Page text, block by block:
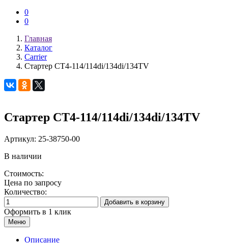
0
0
Главная
Каталог
Carrier
Стартер CT4-114/114di/134di/134TV
Стартер CT4-114/114di/134di/134TV
Артикул: 25-38750-00
В наличии
Стоимость:
Цена по запросу
Количество:
Добавить в корзину
Оформить в 1 клик
Меню
Описание